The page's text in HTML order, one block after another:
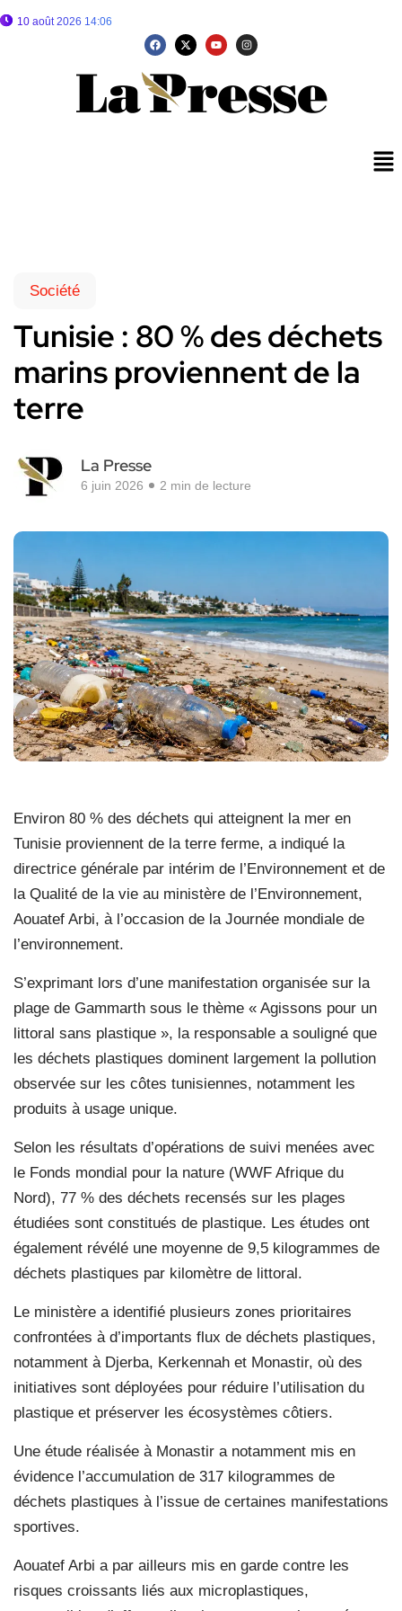
10 août 2026 14:06
Société
Tunisie : 80 % des déchets
marins proviennent de la
terre
La Presse
6 juin 2026 2 min de lecture
Environ 80 % des déchets qui atteignent la mer en
Tunisie proviennent de la terre ferme, a indiqué la
directrice générale par intérim de l’Environnement et de
la Qualité de la vie au ministère de l’Environnement,
Aouatef Arbi, à l’occasion de la Journée mondiale de
l’environnement.
S’exprimant lors d’une manifestation organisée sur la
plage de Gammarth sous le thème « Agissons pour un
littoral sans plastique », la responsable a souligné que
les déchets plastiques dominent largement la pollution
observée sur les côtes tunisiennes, notamment les
produits à usage unique.
Selon les résultats d’opérations de suivi menées avec
le Fonds mondial pour la nature (WWF Afrique du
Nord), 77 % des déchets recensés sur les plages
étudiées sont constitués de plastique. Les études ont
également révélé une moyenne de 9,5 kilogrammes de
déchets plastiques par kilomètre de littoral.
Le ministère a identifié plusieurs zones prioritaires
confrontées à d’importants flux de déchets plastiques,
notamment à Djerba, Kerkennah et Monastir, où des
initiatives sont déployées pour réduire l’utilisation du
plastique et préserver les écosystèmes côtiers.
Une étude réalisée à Monastir a notamment mis en
évidence l’accumulation de 317 kilogrammes de
déchets plastiques à l’issue de certaines manifestations
sportives.
Aouatef Arbi a par ailleurs mis en garde contre les
risques croissants liés aux microplastiques,